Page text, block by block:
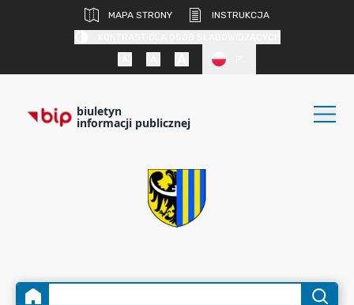
MAPA STRONY
INSTRUKCJA
biuletyn
informacji publicznej